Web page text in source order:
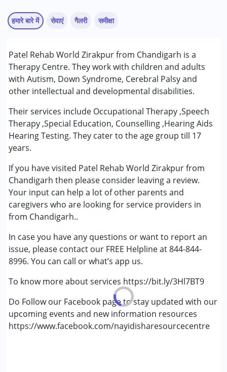
हमारे बारे में
Patel Rehab World Zirakpur from Chandigarh is a
Therapy Centre. They work with children and adults
with Autism, Down Syndrome, Cerebral Palsy and
other intellectual and developmental disabilities.
Their services include Occupational Therapy ,Speech
Therapy ,Special Education, Counselling ,Hearing Aids
Hearing Testing. They cater to the age group till 17
years.
If you have visited Patel Rehab World Zirakpur from
Chandigarh then please consider leaving a review.
Your input can help a lot of other parents and
caregivers who are looking for service providers in
from Chandigarh..
In case you have any questions or want to report an
issue, please contact our FREE Helpline at 844-844-
8996. You can call or what’s app us.
To know more about services https://bit.ly/3Hl7BT9
Do Follow our Facebook page to stay updated with our
upcoming events and new information resources
https://www.facebook.com/nayidisharesourcecentre
सेवाएं
काउंसिलिंग
ऑक्यूपेशनल थेरेपी
स्पेशल एजुकेशन
स्पीच थेरेपी
गैलरी समीक्षा